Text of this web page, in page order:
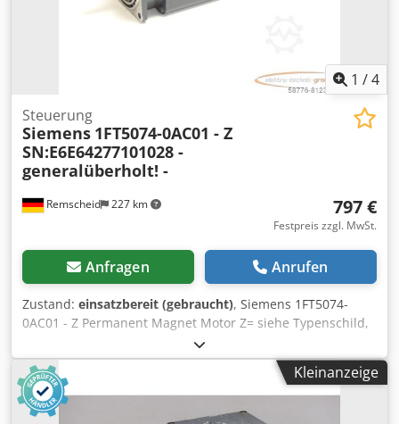
1 /4
Remscheid 227 km
Steuerung
Siemens 1FT5074-0AC01 - Z
SN:E6E64277101028 -
generalüberholt! -
797 €
Festpreis zzgl. MwSt.
Anfragen Anrufen
Zustand: einsatzbereit (gebraucht), Siemens 1FT5074-
0AC01 - Z Permanent Magnet Motor Z= siehe Typenschild,
SN:E6E64277101028 , der Motor wurde bei Siemens
generalüberholt und danach lange eingelagert,gebraucht,
normale Gebrauchsspuren, 100% funktionsfähig,
Lieferumfang gem. Fotos Crsdpfx Aisi D Svpolef
Kleinanzeige